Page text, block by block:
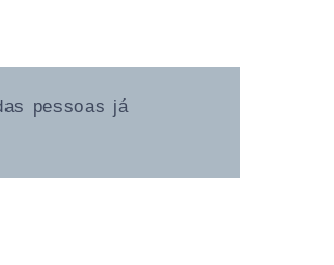
pessoas já